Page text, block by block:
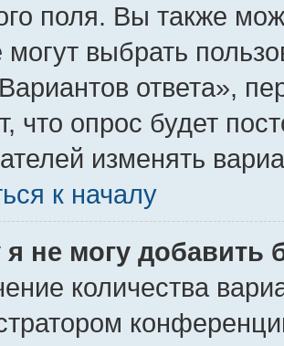
поля. Вы также
могут выбрать
ответа»,
что опрос будет
изменять
к началу
не могу добавить
количества